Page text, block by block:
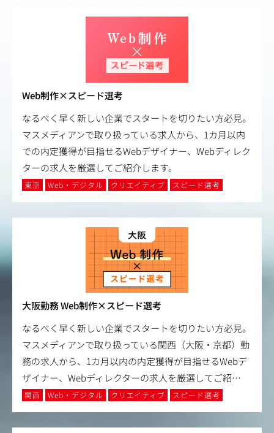
Web制作×スピード選考
なるべく早く新しい企業でスタートを切りたい方必見。
マスメディアンで取り扱っている求人から、1カ月以内
での内定獲得が目指せるWebデザイナー、Webディレク
ターの求人を厳選してご紹介します。
東京 Web・デジタル クリエイティブ スピード選考
大阪勤務 Web制作×スピード選考
なるべく早く新しい企業でスタートを切りたい方必見。
マスメディアンで取り扱っている関西（大阪・京都）勤
務の求人から、1カ月以内の内定獲得が目指せるWebデ
ザイナー、Webディレクターの求人を厳選してご紹…
関西 Web・デジタル クリエイティブ スピード選考